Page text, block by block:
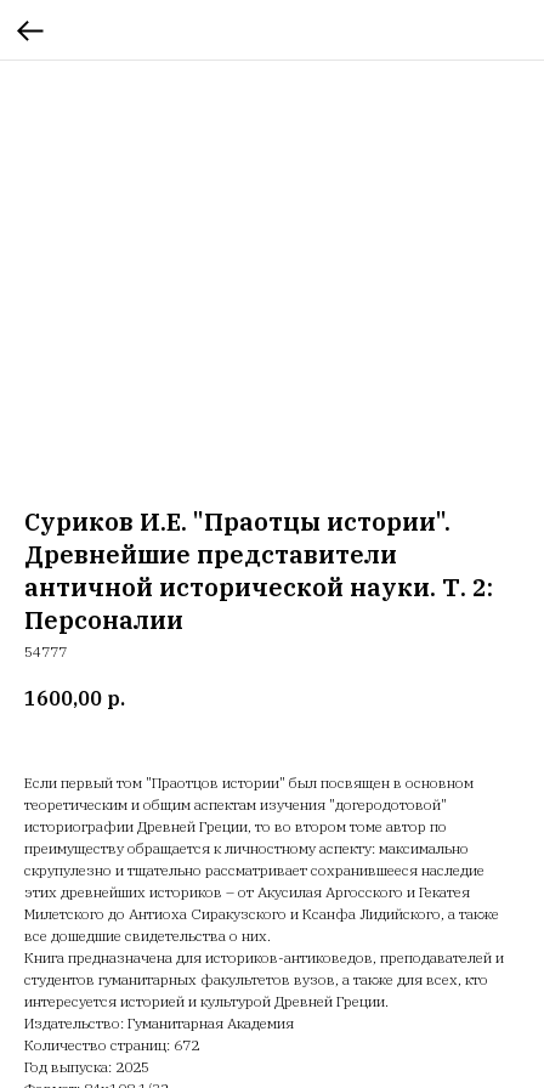
Суриков И.Е. "Праотцы истории".
Древнейшие представители
античной исторической науки. Т. 2:
Персоналии
54777
1600,00 р.
Если первый том "Праотцов истории" был посвящен в основном
теоретическим и общим аспектам изучения "догеродотовой"
историографии Древней Греции, то во втором томе автор по
преимуществу обращается к личностному аспекту: максимально
скрупулезно и тщательно рассматривает сохранившееся наследие
этих древнейших историков – от Акусилая Аргосского и Гекатея
Милетского до Антиоха Сиракузского и Ксанфа Лидийского, а также
все дошедшие свидетельства о них.
Книга предназначена для историков-антиковедов, преподавателей и
студентов гуманитарных факультетов вузов, а также для всех, кто
интересуется историей и культурой Древней Греции.
Издательство: Гуманитарная Академия
Количество страниц: 672
Год выпуска: 2025